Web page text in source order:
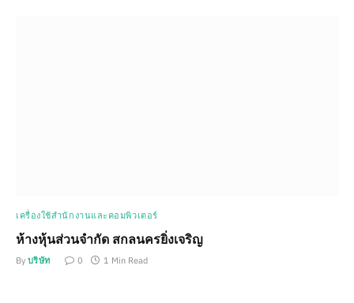
เครื่องใช้สำนักงานและคอมพิวเตอร์
ห้างหุ้นส่วนจำกัด สกลนครยิ่งเจริญ
By บริษัท 0 1 Min Read